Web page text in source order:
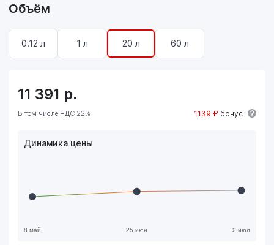
Объём
0.12 л 1 л 20 л 60 л
11 391 р.
В том числе НДС 22% 1139 ₽ бонус
Динамика цены